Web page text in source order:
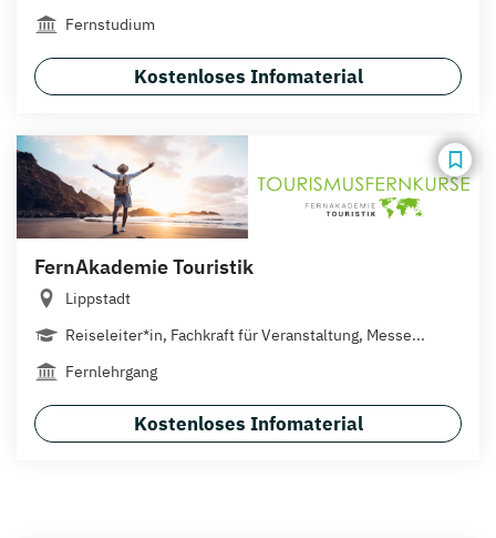
Fernstudium
Kostenloses Infomaterial
FernAkademie Touristik
Lippstadt
Reiseleiter*in, Fachkraft für Veranstaltung, Messe...
Fernlehrgang
Kostenloses Infomaterial